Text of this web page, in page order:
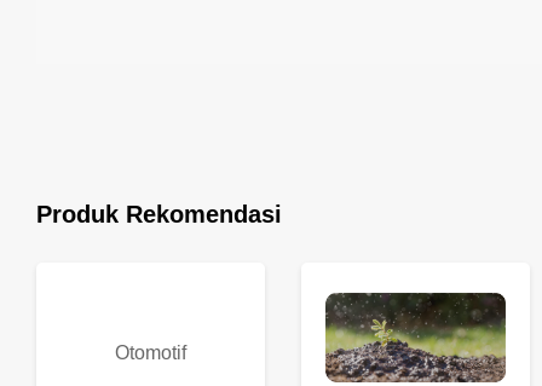
Produk Rekomendasi
Otomotif